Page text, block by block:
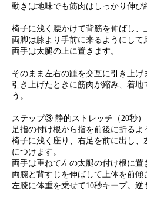
動きは地味でも筋肉はしっかり伸び
椅子に浅く腰かけて背筋を伸ばし、
両脚は膝より手前に来るようにして
両手は太腿の上に置きます。
そのまま左右の踵を交互に引き上げ
引き上げたときに筋肉が縮み、着地
う。
ステップ③ 静的ストレッチ（20秒）
足指の付け根から指を前後に折るよ
椅子に浅く座り、右足を前に出し
につけます。
両手は重ねて左の太腿の付け根に置
両腕と背すじを伸ばして上体を前傾
左膝に体重を乗せて10秒キープ。逆